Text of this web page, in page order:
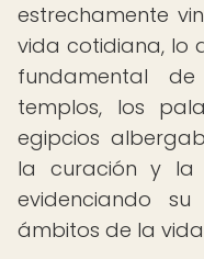
estrechamente
vida cotidiana, lo
fundamental
templos, los
egipcios
la curación y la
evidenciando
ámbitos de la